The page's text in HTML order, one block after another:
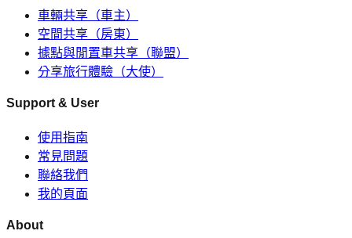
車輛共享（車主）
空間共享（房東）
據點與閒置車共享（聯盟）
分享旅行體驗（大使）
Support & User
使用指南
常見問題
聯絡我們
我的頁面
About